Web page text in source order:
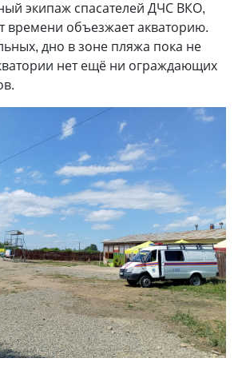
экипаж спасателей ДЧС ВКО,
времени объезжает акваторию.
дно в зоне пляжа пока не
нет ещё ни ограждающих